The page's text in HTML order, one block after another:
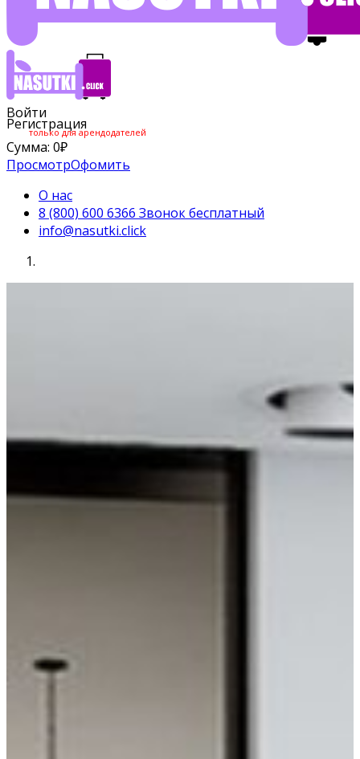
Войти
Регистрация
только для арендодателей
Сумма: 0₽
ПросмотрОфомить
О нас
8 (800) 600 6366 Звонок бесплатный
info@nasutki.click